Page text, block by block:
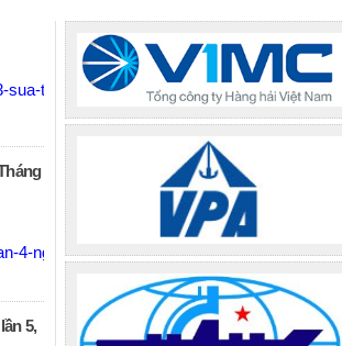
sua-tai-dhdcd-2023.pdf
4-ngay-26-4-2023.pdf
5,